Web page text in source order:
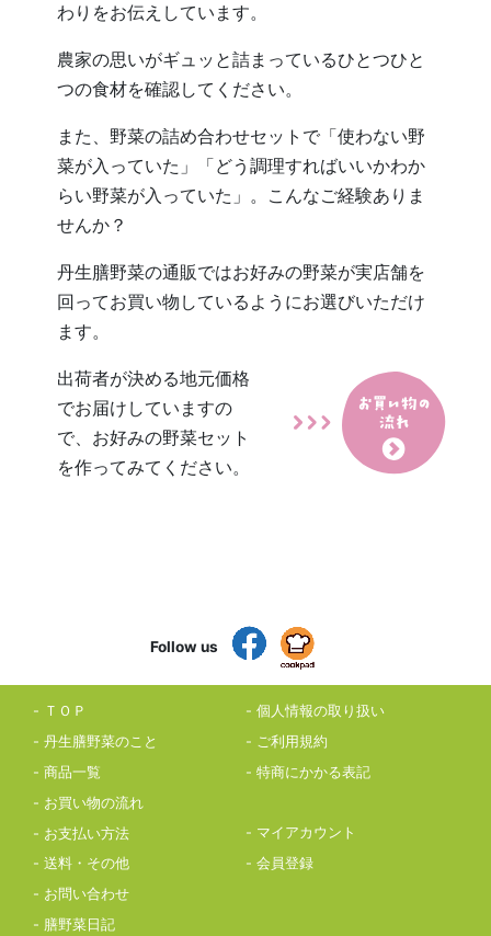
わりをお伝えしています。
農家の思いがギュッと詰まっているひとつひと
つの食材を確認してください。
また、野菜の詰め合わせセットで「使わない野
菜が入っていた」「どう調理すればいいかわか
らい野菜が入っていた」。こんなご経験ありま
せんか？
丹生膳野菜の通販ではお好みの野菜が実店舗を
回ってお買い物しているようにお選びいただけ
ます。
出荷者が決める地元価格
でお届けしていますの
で、お好みの野菜セット
を作ってみてください。
Follow us
ＴＯＰ
丹生膳野菜のこと
商品一覧
お買い物の流れ
お支払い方法
送料・その他
お問い合わせ
膳野菜日記
個人情報の取り扱い
ご利用規約
特商にかかる表記
マイアカウント
会員登録